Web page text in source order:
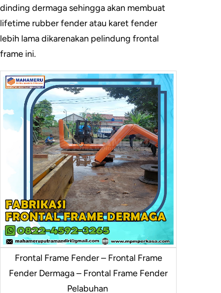
dinding dermaga sehingga akan membuat
lifetime rubber fender atau karet fender
lebih lama dikarenakan pelindung frontal
frame ini.
Frontal Frame Fender – Frontal Frame
Fender Dermaga – Frontal Frame Fender
Pelabuhan